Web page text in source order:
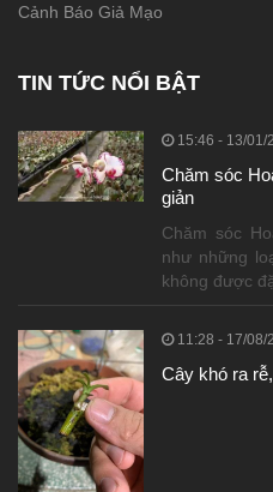
Cảnh Báo Giả Mạo
TIN TỨC NỔI BẬT
15:46 - 13/01/
Chăm sóc
giản
Chăm sóc
như những
không được
11:28 - 17/08/
Cây khó ra